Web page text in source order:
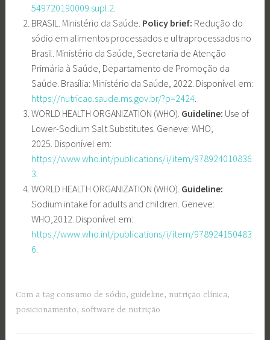
549720190009.supl.2.
BRASIL. Ministério da Saúde. Policy brief: Redução do
sódio em alimentos processados e ultraprocessados no
Brasil. Ministério da Saúde, Secretaria de Atenção
Primária à Saúde, Departamento de Promoção da
Saúde. Brasília: Ministério da Saúde, 2022. Disponível em:
https://nutricao.saude.ms.gov.br/?p=2424.
WORLD HEALTH ORGANIZATION (WHO). Guideline: Use of
Lower-Sodium Salt Substitutes. Geneve: WHO,
2025. Disponível em:
https://www.who.int/publications/i/item/978924010836
3.
WORLD HEALTH ORGANIZATION (WHO). Guideline:
Sodium intake for adults and children. Geneve:
WHO,2012. Disponível em:
https://www.who.int/publications/i/item/978924150483
6.
Com a tag consumo de sódio, guideline, nutrição clínica,
posicionamento,software de nutrição